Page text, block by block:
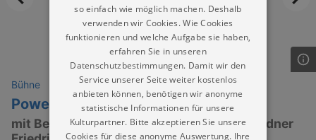
Bühne
Power sucht Frau
mit Beate Laaß und Thomas Schuch | Dresdner
so einfach wie möglich machen. Deshalb
verwenden wir Cookies. Wie Cookies
funktionieren und welche Aufgabe sie haben,
erfahren Sie in unseren
Datenschutzbestimmungen. Damit wir den
Service unserer Seite weiter kostenlos
anbieten können, benötigen wir anonyme
statistische Informationen für unsere
Kulturpartner. Bitte akzeptieren Sie unsere
Cookies für diese anonyme Auswertung. Ihre